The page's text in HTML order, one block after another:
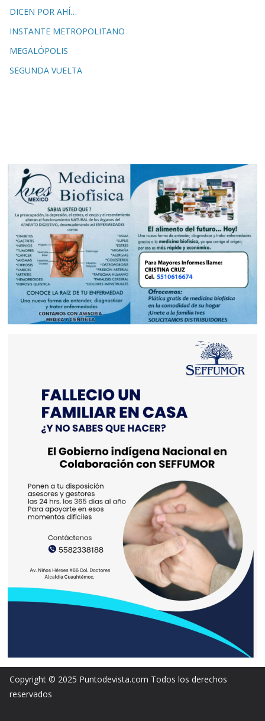
DICEN POR AHÍ…
INSTANTE METROPOLITANO
MEGALÓPOLIS
SEGUNDA VUELTA
Copyright © 2025 Puntodevista.com Todos los derechos
reservados